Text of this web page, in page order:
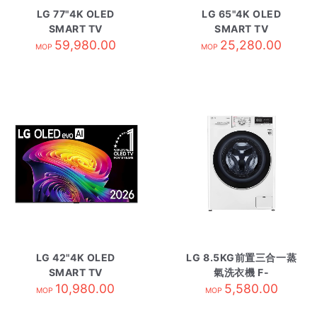
LG 77"4K OLED
SMART TV
OLED77C2PCC
MOP 59,980.00
LG 65"4K OLED
SMART TV
OLED65M4PCA
MOP 25,280.00
LG 42"4K OLED
SMART TV
OLED42C6PCA
MOP 10,980.00
LG 8.5KG前置三合一蒸
氣洗衣機 F-
C12085V2W
MOP 5,580.00